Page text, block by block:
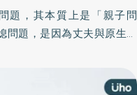
題，其本質上是「親子問
題，是因為丈夫與原生家